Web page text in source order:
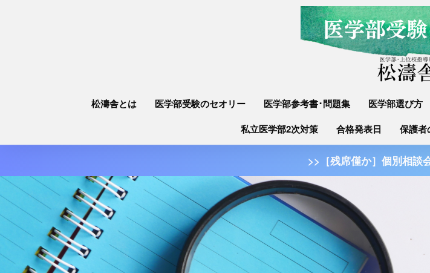
松濤舎とは 医学部受験のセオリー 医学部参考書･問題集 医学部選び方
私立医学部2次対策
合格発表日 保護者
>>［残席僅か］個別相談